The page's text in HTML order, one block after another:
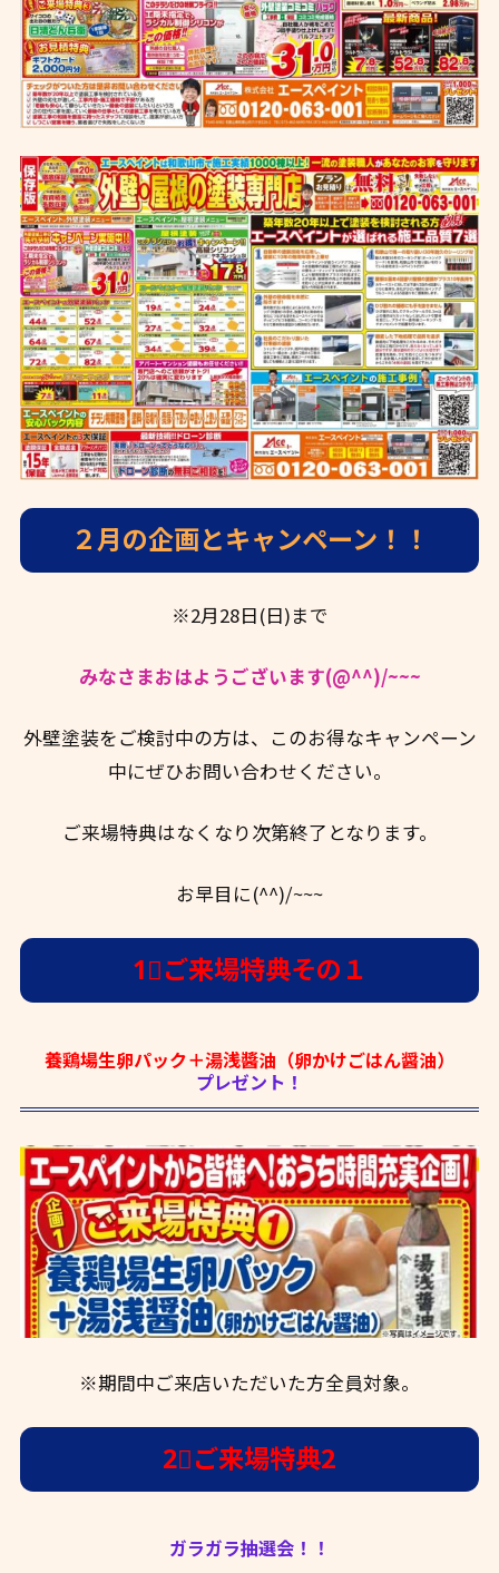
２月の企画とキャンペーン！！
※2月28日(日)まで
みなさまおはようございます(@^^)/~~~
外壁塗装をご検討中の方は、このお得なキャンペーン
中にぜひお問い合わせください。
ご来場特典はなくなり次第終了となります。
お早目に(^^)/~~~
1⃣ご来場特典その１
養鶏場生卵パック＋湯浅醬油（卵かけごはん醤油）
プレゼント！
※期間中ご来店いただいた方全員対象。
2⃣ご来場特典2
ガラガラ抽選会！！